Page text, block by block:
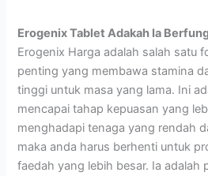
Erogenix Tablet Adakah Ia
Erogenix Harga adalah salah satu
penting yang membawa stamina
tinggi untuk masa yang lama. Ini
mencapai tahap kepuasan yang
menghadapi tenaga yang rendah
maka anda harus berhenti untuk
faedah yang lebih besar. Ia adalah